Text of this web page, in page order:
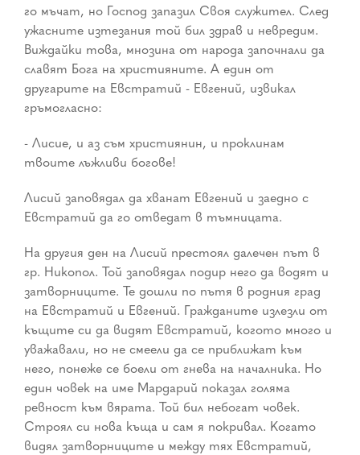
го мъчат, но Господ запазил Своя служител. След
ужасните изтезания той бил здрав и невредим.
Виждайки това, мнозина от народа започнали да
славят Бога на християните. А един от
другарите на Евстратий - Евгений, извикал
гръмогласно:
- Лисие, и аз съм християнин, и проклинам
твоите лъжливи богове!
Лисий заповядал да хванат Евгений и заедно с
Евстратий да го отведат в тъмницата.
На другия ден на Лисий престоял далечен път в
гр. Никопол. Той заповядал подир него да водят и
затворниците. Те дошли по пътя в родния град
на Евстратий и Евгений. Гражданите излезли от
къщите си да видят Евстратий, когото много и
уважавали, но не смеели да се приближат към
него, понеже се боели от гнева на началника. Но
един човек на име Мардарий показал голяма
ревност към вярата. Той бил небогат човек.
Строял си нова къща и сам я покривал. Когато
видял затворниците и между тях Евстратий,